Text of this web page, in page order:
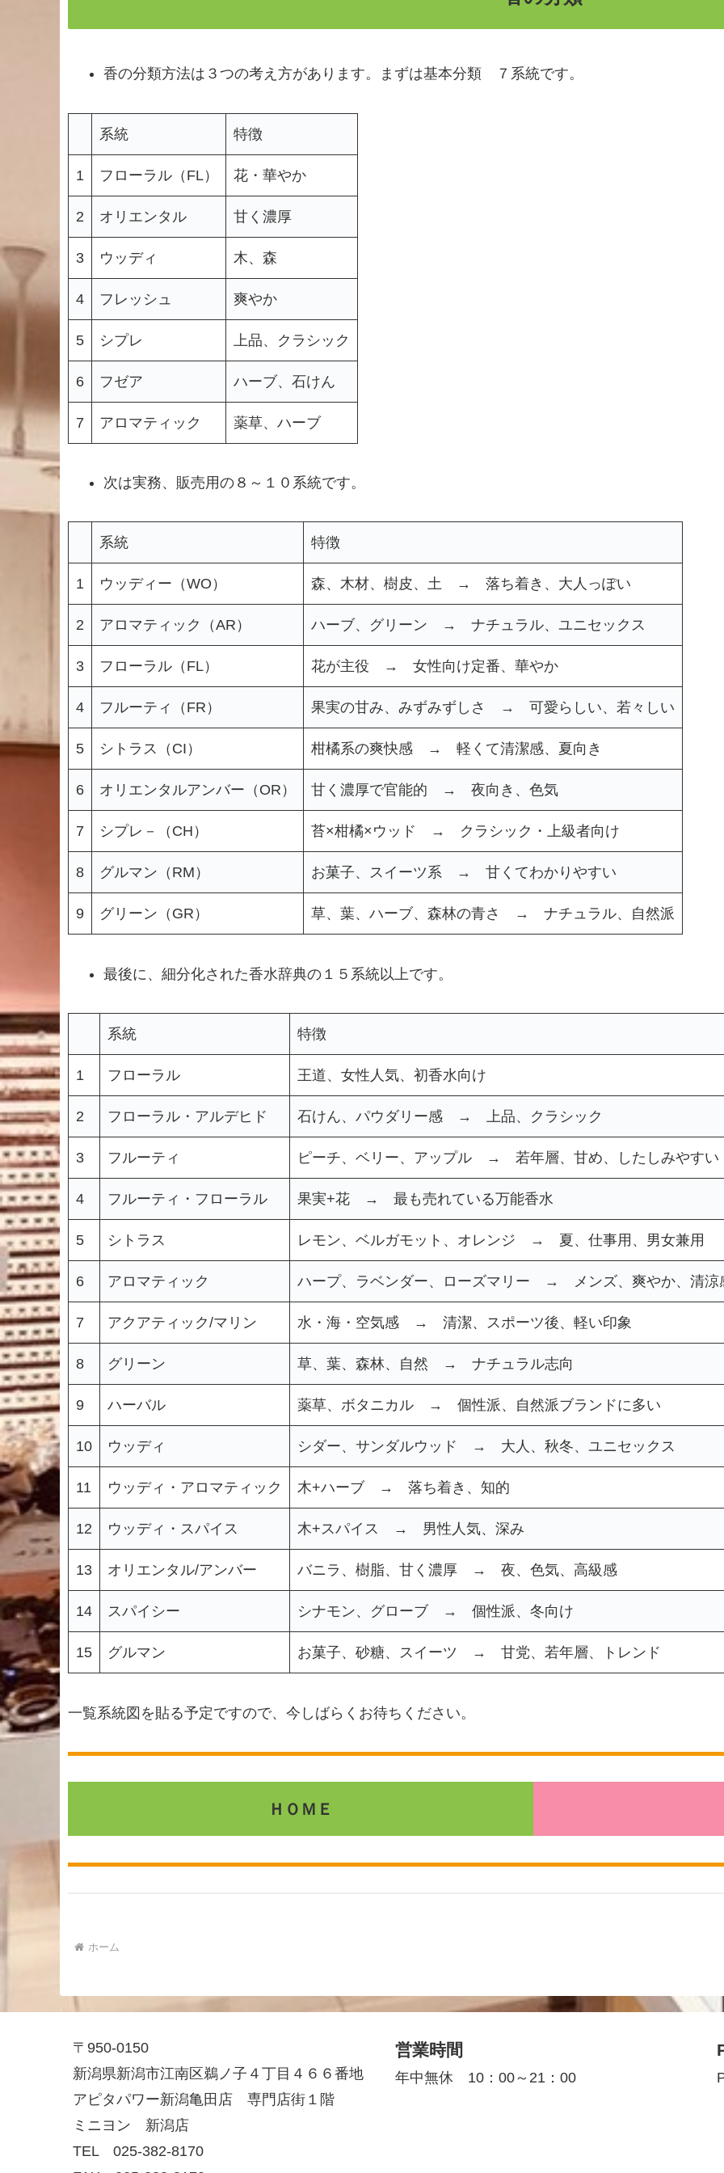
香の分類方法は３つの考え方があります。まずは基本分類 ７系統です。
系統 特徴
1 フローラル（FL） 花・華やか
2 オリエンタル 甘く濃厚
3 ウッディ 木、森
4 フレッシュ 爽やか
5 シプレ 上品、クラシック
6 フゼア ハーブ、石けん
7 アロマティック 薬草、ハーブ
次は実務、販売用の８～１０系統です。
系統 特徴
1 ウッディー（WO） 森、木材、樹皮、土 → 落ち着き、大人っぽい
2 アロマティック（AR） ハーブ、グリーン → ナチュラル、ユニセックス
3 フローラル（FL） 花が主役 → 女性向け定番、華やか
4 フルーティ（FR） 果実の甘み、みずみずしさ → 可愛らしい、若々しい
5 シトラス（CI） 柑橘系の爽快感 → 軽くて清潔感、夏向き
6 オリエンタルアンバー（OR） 甘く濃厚で官能的 → 夜向き、色気
7 シプレ－（CH） 苔×柑橘×ウッド → クラシック・上級者向け
8 グルマン（RM） お菓子、スイーツ系 → 甘くてわかりやすい
9 グリーン（GR） 草、葉、ハーブ、森林の青さ → ナチュラル、自然派
最後に、細分化された香水辞典の１５系統以上です。
系統 特徴
1 フローラル 王道、女性人気、初香水向け
2 フローラル・アルデヒド 石けん、パウダリー感 → 上品、クラシック
3 フルーティ ピーチ、ベリー、アップル → 若年層、甘め、したしみやすい
4 フルーティ・フローラル 果実+花 → 最も売れている万能香水
5 シトラス レモン、ベルガモット、オレンジ → 夏、仕事用、男女兼用
6 アロマティック ハープ、ラベンダー、ローズマリー → メンズ、爽やか、清涼
7 アクアティック/マリン 水・海・空気感 → 清潔、スポーツ後、軽い印象
8 グリーン 草、葉、森林、自然 → ナチュラル志向
9 ハーバル 薬草、ボタニカル → 個性派、自然派ブランドに多い
10 ウッディ シダー、サンダルウッド → 大人、秋冬、ユニセックス
11 ウッディ・アロマティック 木+ハーブ → 落ち着き、知的
12 ウッディ・スパイス 木+スパイス → 男性人気、深み
13 オリエンタル/アンバー バニラ、樹脂、甘く濃厚 → 夜、色気、高級感
14 スパイシー シナモン、グローブ → 個性派、冬向け
15 グルマン お菓子、砂糖、スイーツ → 甘党、若年層、トレンド
一覧系統図を貼る予定ですので、今しばらくお待ちください。
ＨＯＭＥ
ホーム
〒950-0150
新潟県新潟市江南区鵜ノ子４丁目４６６番地
アピタパワー新潟亀田店 専門店街１階
ミニヨン 新潟店
TEL 025-382-8170
営業時間
年中無休 10：00～21：00